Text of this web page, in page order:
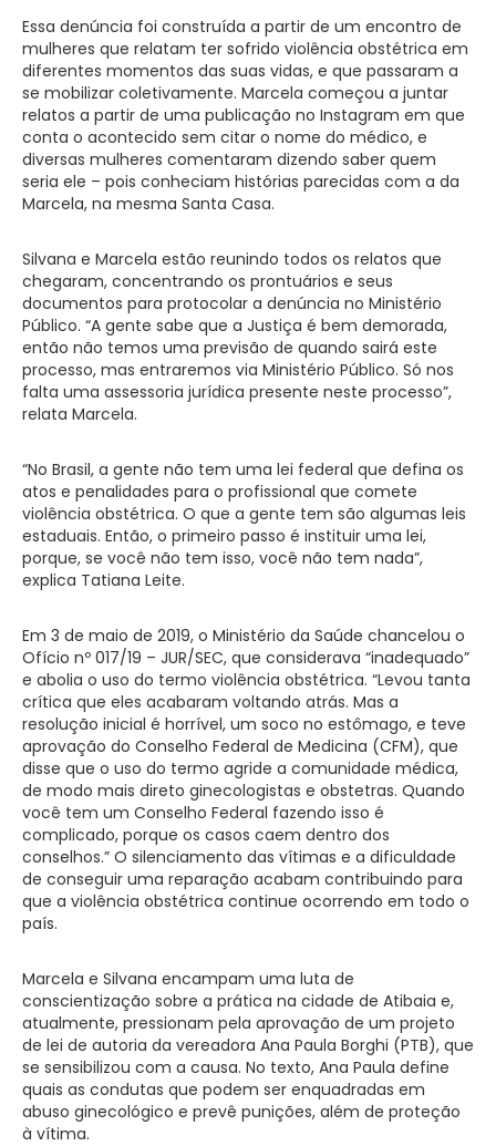
Essa denúncia foi construída a partir de um encontro de
mulheres que relatam ter sofrido violência obstétrica em
diferentes momentos das suas vidas, e que passaram a
se mobilizar coletivamente. Marcela começou a juntar
relatos a partir de uma publicação no Instagram em que
conta o acontecido sem citar o nome do médico, e
diversas mulheres comentaram dizendo saber quem
seria ele – pois conheciam histórias parecidas com a da
Marcela, na mesma Santa Casa.
Silvana e Marcela estão reunindo todos os relatos que
chegaram, concentrando os prontuários e seus
documentos para protocolar a denúncia no Ministério
Público. “A gente sabe que a Justiça é bem demorada,
então não temos uma previsão de quando sairá este
processo, mas entraremos via Ministério Público. Só nos
falta uma assessoria jurídica presente neste processo”,
relata Marcela.
“No Brasil, a gente não tem uma lei federal que defina os
atos e penalidades para o profissional que comete
violência obstétrica. O que a gente tem são algumas leis
estaduais. Então, o primeiro passo é instituir uma lei,
porque, se você não tem isso, você não tem nada”,
explica Tatiana Leite.
Em 3 de maio de 2019, o Ministério da Saúde chancelou o
Ofício nº 017/19 – JUR/SEC, que considerava “inadequado”
e abolia o uso do termo violência obstétrica. “Levou tanta
crítica que eles acabaram voltando atrás. Mas a
resolução inicial é horrível, um soco no estômago, e teve
aprovação do Conselho Federal de Medicina (CFM), que
disse que o uso do termo agride a comunidade médica,
de modo mais direto ginecologistas e obstetras. Quando
você tem um Conselho Federal fazendo isso é
complicado, porque os casos caem dentro dos
conselhos.” O silenciamento das vítimas e a dificuldade
de conseguir uma reparação acabam contribuindo para
que a violência obstétrica continue ocorrendo em todo o
país.
Marcela e Silvana encampam uma luta de
conscientização sobre a prática na cidade de Atibaia e,
atualmente, pressionam pela aprovação de um projeto
de lei de autoria da vereadora Ana Paula Borghi (PTB), que
se sensibilizou com a causa. No texto, Ana Paula define
quais as condutas que podem ser enquadradas em
abuso ginecológico e prevê punições, além de proteção
à vítima.